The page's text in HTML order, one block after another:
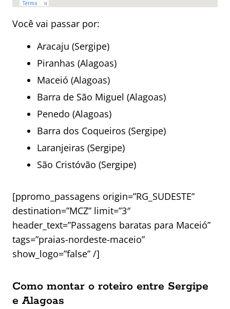
Você vai passar por:
Aracaju (Sergipe)
Piranhas (Alagoas)
Maceió (Alagoas)
Barra de São Miguel (Alagoas)
Penedo (Alagoas)
Barra dos Coqueiros (Sergipe)
Laranjeiras (Sergipe)
São Cristóvão (Sergipe)
[ppromo_passagens origin=”RG_SUDESTE”
destination=”MCZ” limit=”3″
header_text=”Passagens baratas para Maceió”
tags=”praias-nordeste-maceio”
show_logo=”false” /]
Como montar o roteiro entre Sergipe
e Alagoas